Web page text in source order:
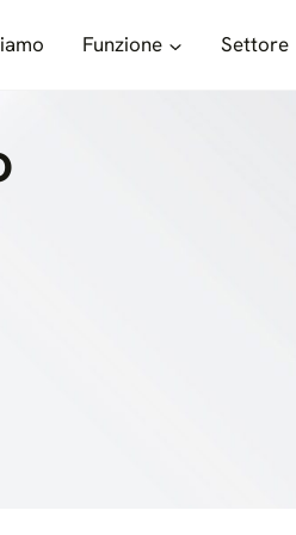
Funzione Settore